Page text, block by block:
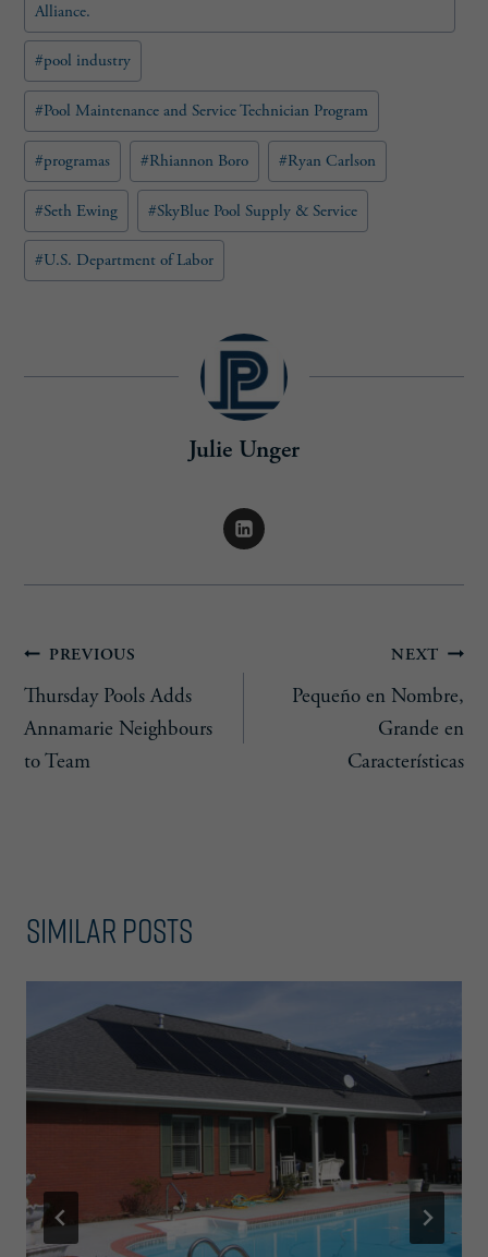
Alliance.
#pool industry
#Pool Maintenance and Service Technician Program
#programas #Rhiannon Boro #Ryan Carlson
#Seth Ewing #SkyBlue Pool Supply & Service
#U.S. Department of Labor
Julie Unger
Post
navigation
PREVIOUS
Thursday Pools Adds
Annamarie Neighbours
to Team
NEXT
Pequeño en Nombre,
Grande en
Características
Similar Posts